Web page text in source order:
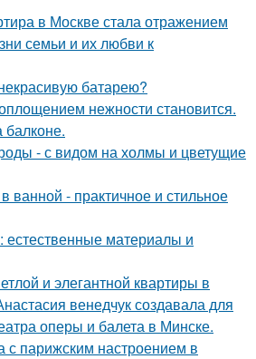
в Москве стала отражением
семьи и их любви к
батарею?
нежности становится.
балконе.
- с видом на холмы и цветущие
ванной - практичное и стильное
естественные материалы и
и элегантной квартиры в
венедчук создавала для
оперы и балета в Минске.
с парижским настроением в